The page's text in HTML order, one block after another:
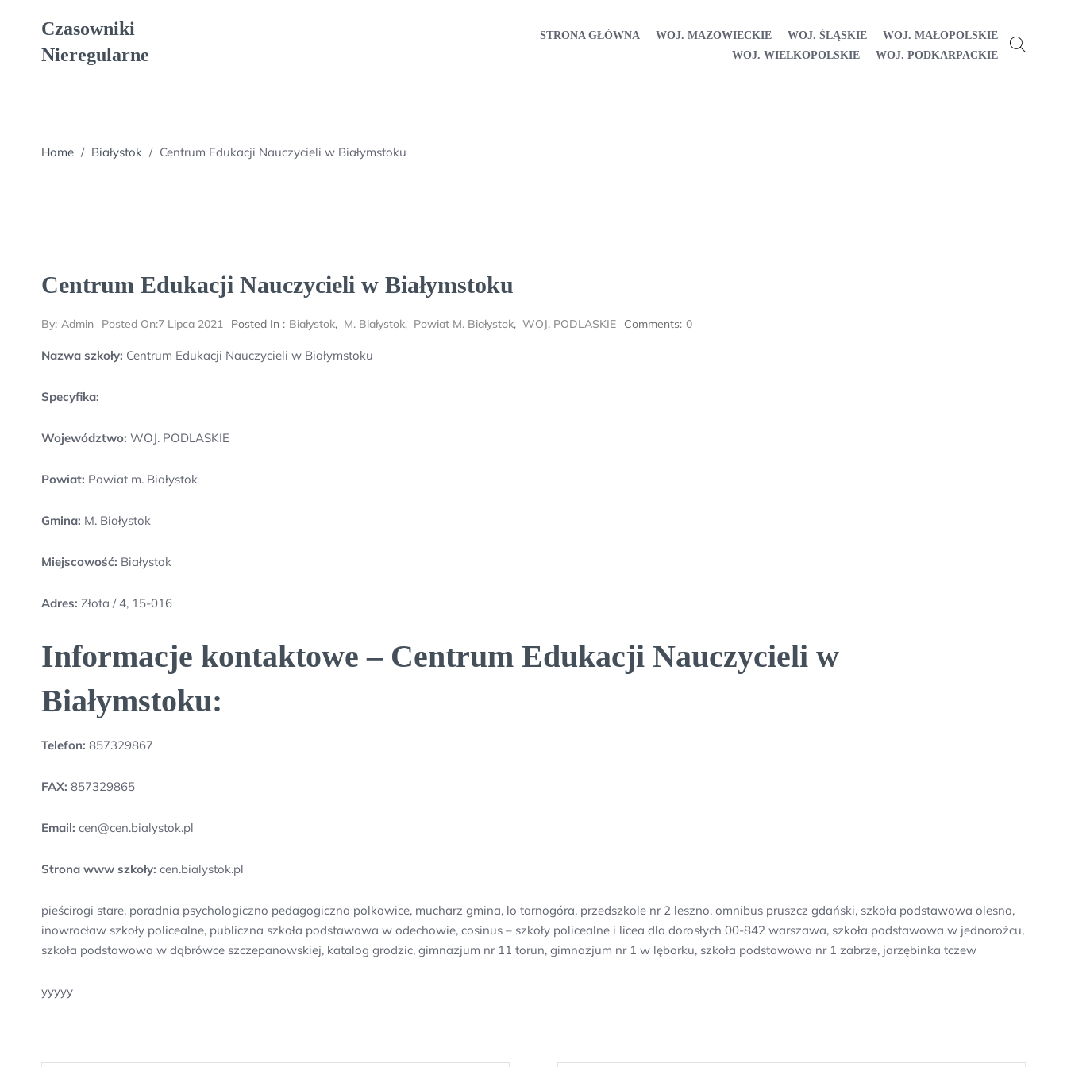
Czasowniki
Nieregularne
STRONA GŁÓWNA WOJ. MAZOWIECKIE WOJ. ŚLĄSKIE
WOJ. MAŁOPOLSKIE
WOJ. WIELKOPOLSKIE
WOJ. PODKARPACKIE
Home / Białystok / Centrum Edukacji Nauczycieli w Białymstoku
Centrum Edukacji Nauczycieli w Białymstoku
By: Admin Posted On:7 Lipca 2021 Posted In : Białystok, M. Białystok, Powiat M. Białystok, WOJ. PODLASKIE Comments: 0
Nazwa szkoły: Centrum Edukacji Nauczycieli w Białymstoku
Specyfika:
Województwo: WOJ. PODLASKIE
Powiat: Powiat m. Białystok
Gmina: M. Białystok
Miejscowość: Białystok
Adres: Złota / 4, 15-016
Informacje kontaktowe – Centrum Edukacji Nauczycieli w
Białymstoku:
Telefon: 857329867
FAX: 857329865
Email: cen@cen.bialystok.pl
Strona www szkoły: cen.bialystok.pl
pieścirogi stare, poradnia psychologiczno pedagogiczna polkowice, mucharz gmina, lo tarnogóra, przedszkole nr 2 leszno, omnibus pruszcz gdański, szkoła podstawowa olesno,
inowrocław szkoły policealne, publiczna szkoła podstawowa w odechowie, cosinus – szkoły policealne i licea dla dorosłych 00-842 warszawa, szkoła podstawowa w jednorożcu,
szkoła podstawowa w dąbrówce szczepanowskiej, katalog grodzic, gimnazjum nr 11 torun, gimnazjum nr 1 w lęborku, szkoła podstawowa nr 1 zabrze, jarzębinka tczew
yyyyy